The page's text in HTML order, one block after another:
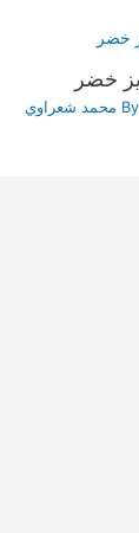
خضر
محمد شعراوي